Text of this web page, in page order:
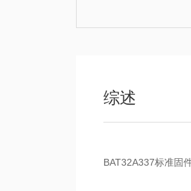
综述
BAT32A337标准固